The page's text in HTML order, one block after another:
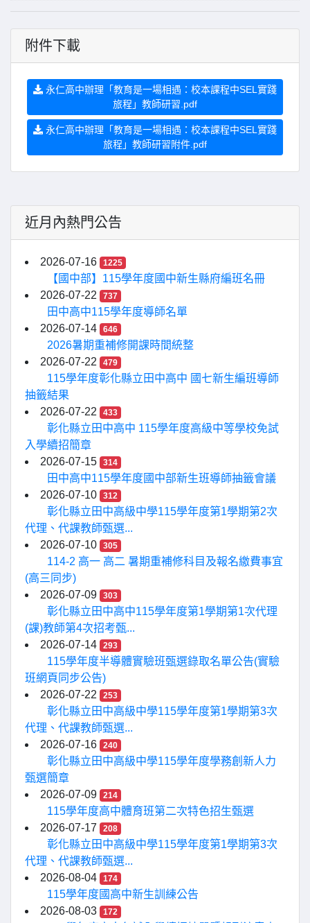
附件下載
永仁高中辦理「教育是一場相遇：校本課程中SEL實踐
旅程」教師研習.pdf
永仁高中辦理「教育是一場相遇：校本課程中SEL實踐
旅程」教師研習附件.pdf
近月內熱門公告
2026-07-16 1225
【國中部】115學年度國中新生縣府編班名冊
2026-07-22
737
田中高中115學年度導師名單
2026-07-14
646
2026暑期重補修開課時間統整
2026-07-22
479
115學年度彰化縣立田中高中 國七新生編班導師
抽籤結果
2026-07-22
433
彰化縣立田中高中 115學年度高級中等學校免試
入學續招簡章
2026-07-15
314
田中高中115學年度國中部新生班導師抽籤會議
2026-07-10
312
彰化縣立田中高級中學115學年度第1學期第2次
代理、代課教師甄選...
2026-07-10
305
114-2 高一 高二 暑期重補修科目及報名繳費事宜
(高三同步)
2026-07-09
303
彰化縣立田中高中115學年度第1學期第1次代理
(課)教師第4次招考甄...
2026-07-14
293
115學年度半導體實驗班甄選錄取名單公告(實驗
班網頁同步公告)
2026-07-22
253
彰化縣立田中高級中學115學年度第1學期第3次
代理、代課教師甄選...
2026-07-16
240
彰化縣立田中高級中學115學年度學務創新人力
甄選簡章
2026-07-09
214
115學年度高中體育班第二次特色招生甄選
2026-07-17
208
彰化縣立田中高級中學115學年度第1學期第3次
代理、代課教師甄選...
2026-08-04
174
115學年度國高中新生訓練公告
2026-08-03
172